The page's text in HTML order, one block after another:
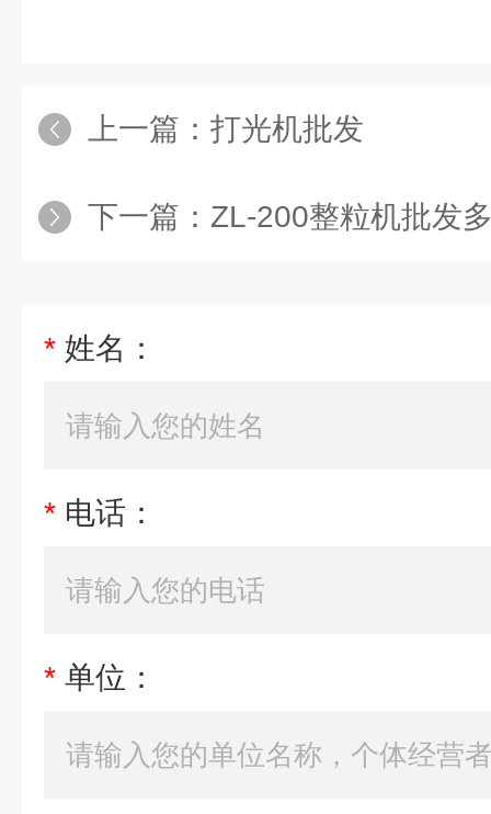
上一篇： 打光机批发
下一篇： ZL-200整粒机批发
* 姓名：
* 电话：
* 单位：